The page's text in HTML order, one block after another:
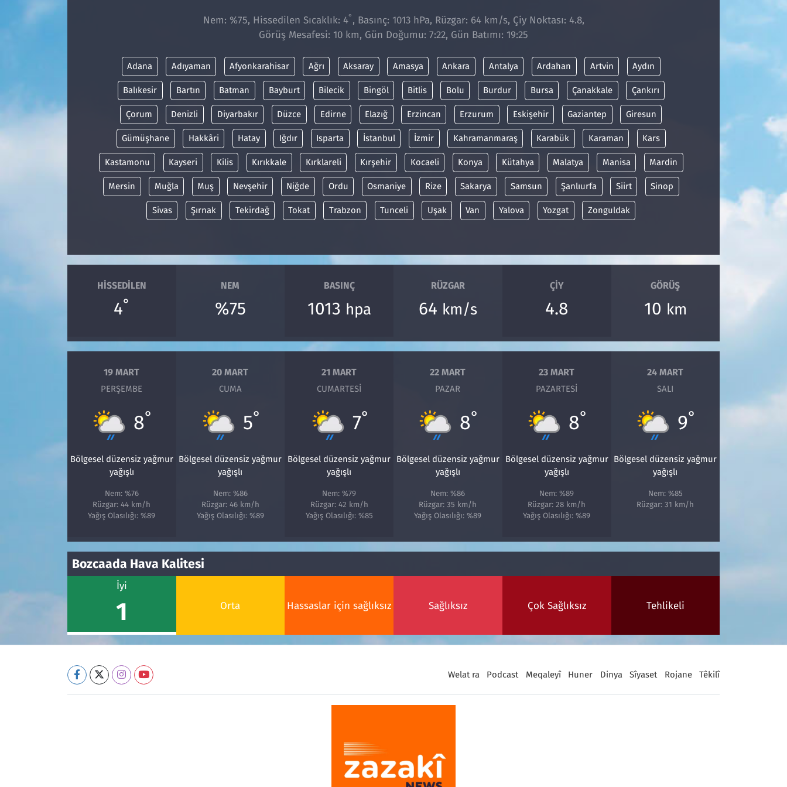
Nem: %75, Hissedilen Sıcaklık: 4° , Basınç: 1013 hPa, Rüzgar: 64 km/s, Çiy Noktası: 4.8,
Görüş Mesafesi: 10 km, Gün Doğumu: 7:22, Gün Batımı: 19:25
Adana Adıyaman Afyonkarahisar Ağrı Aksaray Amasya Ankara Antalya Ardahan Artvin Aydın
Balıkesir Bartın Batman Bayburt Bilecik Bingöl Bitlis Bolu Burdur Bursa Çanakkale Çankırı
Çorum Denizli Diyarbakır Düzce Edirne Elazığ Erzincan Erzurum Eskişehir Gaziantep Giresun
Gümüşhane Hakkâri Hatay Iğdır Isparta İstanbul İzmir Kahramanmaraş Karabük Karaman Kars
Kastamonu Kayseri Kilis Kırıkkale Kırklareli Kırşehir Kocaeli Konya Kütahya Malatya Manisa Mardin
Mersin Muğla Muş Nevşehir Niğde Ordu Osmaniye Rize Sakarya Samsun Şanlıurfa Siirt Sinop
Sivas Şırnak Tekirdağ Tokat Trabzon Tunceli Uşak Van Yalova Yozgat Zonguldak
HISSEDILEN
4°
NEM
%75
BASINÇ
1013 hpa
RÜZGAR
64 km/s
ÇIY
4.8
GÖRÜŞ
10 km
19 MART
PERŞEMBE
8°
Bölgesel düzensiz yağmur
yağışlı
Nem: %76
Rüzgar: 44 km/h
Yağış Olasılığı: %89
20 MART
CUMA
5°
Bölgesel düzensiz yağmur
yağışlı
Nem: %86
Rüzgar: 46 km/h
Yağış Olasılığı: %89
21 MART
CUMARTESI
7°
Bölgesel düzensiz yağmur
yağışlı
Nem: %79
Rüzgar: 42 km/h
Yağış Olasılığı: %85
22 MART
PAZAR
8°
Bölgesel düzensiz yağmur
yağışlı
Nem: %86
Rüzgar: 35 km/h
Yağış Olasılığı: %89
23 MART
PAZARTESI
8°
Bölgesel düzensiz yağmur
yağışlı
Nem: %89
Rüzgar: 28 km/h
Yağış Olasılığı: %89
24 MART
SALI
9°
Bölgesel düzensiz yağmur
yağışlı
Nem: %85
Rüzgar: 31 km/h
Bozcaada Hava Kalitesi
İyi
1 Orta Hassaslar için sağlıksız Sağlıksız Çok Sağlıksız Tehlikeli
Welat ra Podcast Meqaleyî Huner Dinya Sîyaset Rojane Têkilî